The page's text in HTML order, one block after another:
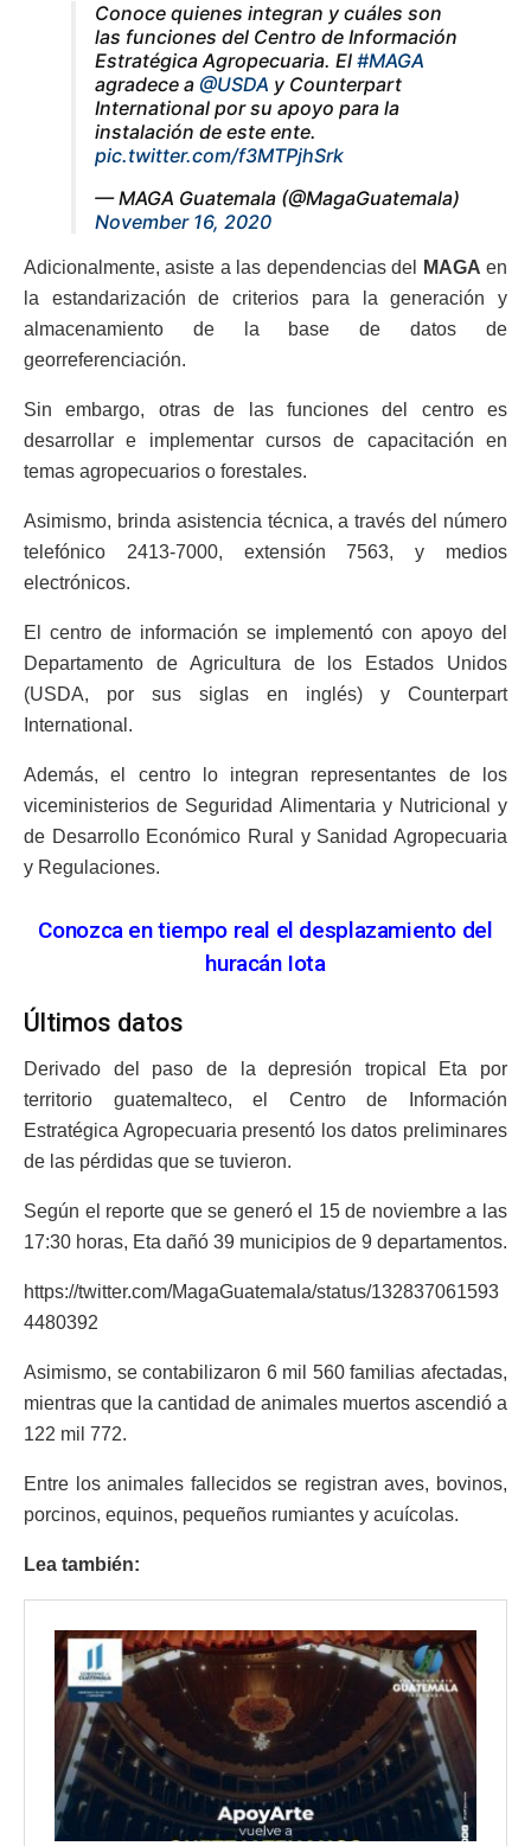
Conoce quienes integran y cuáles son
las funciones del Centro de Información
Estratégica Agropecuaria. El #MAGA
agradece a @USDA y Counterpart
International por su apoyo para la
instalación de este ente.
pic.twitter.com/f3MTPjhSrk
— MAGA Guatemala (@MagaGuatemala)
November 16, 2020
Adicionalmente, asiste a las dependencias del MAGA en
la estandarización de criterios para la generación y
almacenamiento de la base de datos de
georreferenciación.
Sin embargo, otras de las funciones del centro es
desarrollar e implementar cursos de capacitación en
temas agropecuarios o forestales.
Asimismo, brinda asistencia técnica, a través del número
telefónico 2413-7000, extensión 7563, y medios
electrónicos.
El centro de información se implementó con apoyo del
Departamento de Agricultura de los Estados Unidos
(USDA, por sus siglas en inglés) y Counterpart
International.
Además, el centro lo integran representantes de los
viceministerios de Seguridad Alimentaria y Nutricional y
de Desarrollo Económico Rural y Sanidad Agropecuaria
y Regulaciones.
Conozca en tiempo real el desplazamiento del
huracán Iota
Últimos datos
Derivado del paso de la depresión tropical Eta por
territorio guatemalteco, el Centro de Información
Estratégica Agropecuaria presentó los datos preliminares
de las pérdidas que se tuvieron.
Según el reporte que se generó el 15 de noviembre a las
17:30 horas, Eta dañó 39 municipios de 9 departamentos.
https://twitter.com/MagaGuatemala/status/132837061593
4480392
Asimismo, se contabilizaron 6 mil 560 familias afectadas,
mientras que la cantidad de animales muertos ascendió a
122 mil 772.
Entre los animales fallecidos se registran aves, bovinos,
porcinos, equinos, pequeños rumiantes y acuícolas.
Lea también: